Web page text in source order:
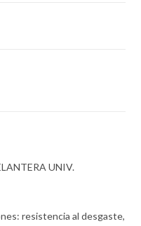
UNIV.
resistencia al desgaste,